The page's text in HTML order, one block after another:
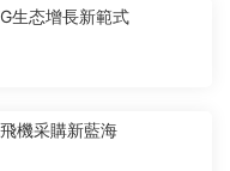
生态增長新範式
機采購新藍海